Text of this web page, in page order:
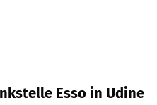
Esso in Udine